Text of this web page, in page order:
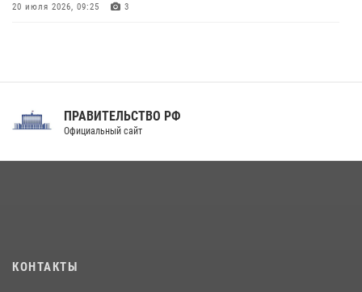
20 июля 2026, 09:25 3
Праздник «Один день с Росгвардией» к 105-летию Центрального
ПРАВИТЕЛЬСТВО РФ
Официальный сайт
КОНТАКТЫ